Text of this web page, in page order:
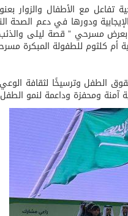
تفاعل مع الأطفال والزوار
مسرحي ” قصة ليلى والذئب
أم كلثوم للطفولة المبكرة
الطفل وترسيخًا لثقافة
آمنة ومحفزة وداعمة لنمو